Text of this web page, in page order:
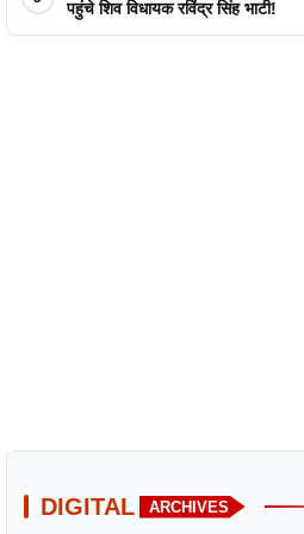
पहुंचे शिव विधायक रविंद्र सिंह भाटी!
DIGITAL ARCHIVES